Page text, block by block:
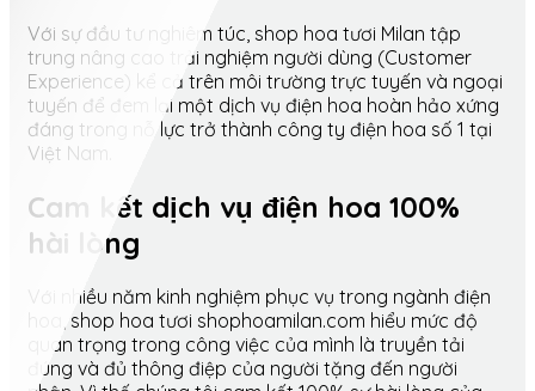
Với sự đầu tư nghiêm túc, shop hoa tươi Milan tập
trung nâng cao trải nghiệm người dùng (Customer
Experience) kể cả trên môi trường trực tuyến và ngoại
tuyến để đem lại một dịch vụ điện hoa hoàn hảo xứng
đáng trong nỗ lực trở thành công ty điện hoa số 1 tại
Việt Nam.
Cam kết dịch vụ điện hoa 100%
hài lòng
Với nhiều năm kinh nghiệm phục vụ trong ngành điện
hoa, shop hoa tươi shophoamilan.com hiểu mức độ
quan trọng trong công việc của mình là truyền tải
đúng và đủ thông điệp của người tặng đến người